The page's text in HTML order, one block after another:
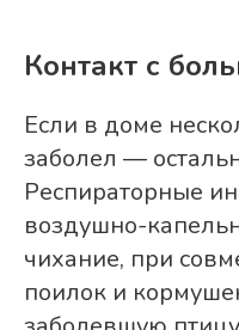
Контакт с
Если в доме
заболел —
Респираторные
воздушно-
чихание, при
поилок и